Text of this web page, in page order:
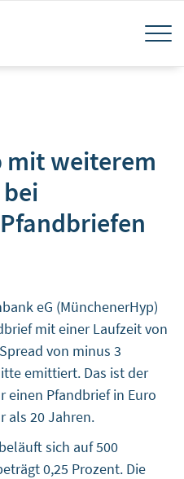
mit weiterem
eG (MünchenerHyp)
mit einer Laufzeit von
von minus 3
emittiert. Das ist der
einen Pfandbrief in Euro
als 20 Jahren.
sich auf 500
0,25 Prozent. Die